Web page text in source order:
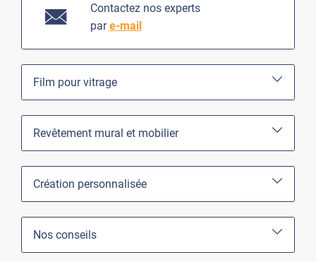
Contactez nos experts
pare-mail
Film pour vitrage
Revêtement mural et mobilier
Création personnalisée
Nos conseils